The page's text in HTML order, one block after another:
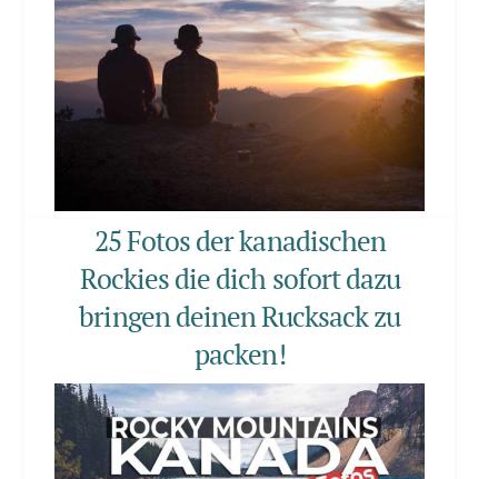
25 Fotos der kanadischen
Rockies die dich sofort dazu
bringen deinen Rucksack zu
packen!